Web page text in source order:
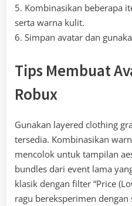
5. Kombinasikan beberapa
serta warna kulit.
6. Simpan avatar dan
Tips Membuat
Robux
Gunakan layered clothing
tersedia. Kombinasikan
mencolok untuk tampilan
bundles dari event lama
klasik dengan filter “Price
ragu bereksperimen